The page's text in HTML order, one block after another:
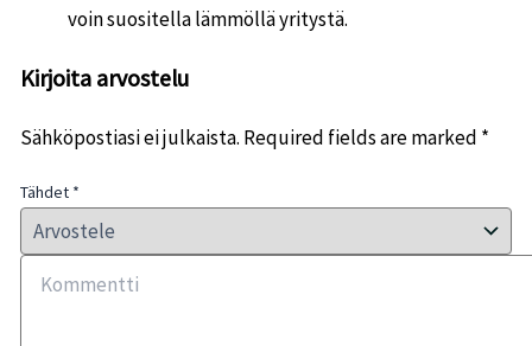
voin suositella lämmöllä yritystä.
Kirjoita arvostelu
Sähköpostiasi ei julkaista. Required fields are marked *
Tähdet *